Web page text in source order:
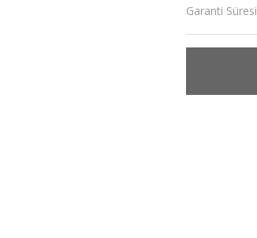
Garanti Süresi